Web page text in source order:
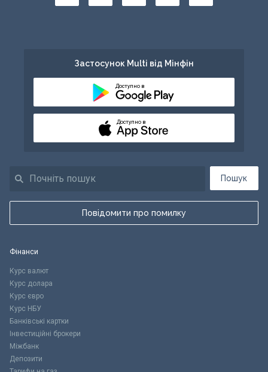
Пошук
Повідомити про помилку
Застосунок Multi від Мінфін
Доступно в
Доступно в
Фінанси
Курс валют
Курс долара
Курс євро
Курс НБУ
Банківські картки
Інвестиційні брокери
Міжбанк
Депозити